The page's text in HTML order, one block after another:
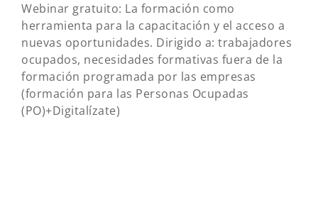
Webinar gratuito: La formación como
herramienta para la capacitación y el acceso a
nuevas oportunidades. Dirigido a: trabajadores
ocupados, necesidades formativas fuera de la
formación programada por las empresas
(formación para las Personas Ocupadas
(PO)+Digitalízate)